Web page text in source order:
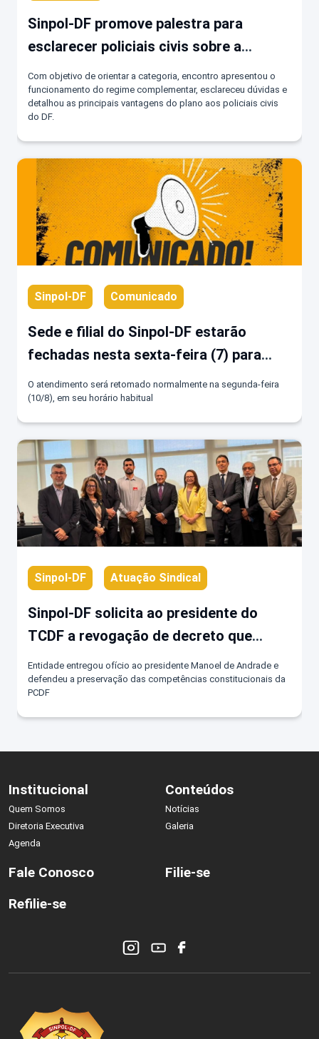
Sinpol-DF promove palestra para
esclarecer policiais civis sobre a
previdência complementar da DF-
PREVICOM
Com objetivo de orientar a categoria, encontro apresentou o
funcionamento do regime complementar, esclareceu dúvidas e
detalhou as principais vantagens do plano aos policiais civis
do DF.
Sinpol-DF Comunicado
Sede e filial do Sinpol-DF estarão
fechadas nesta sexta-feira (7) para
reforma e dedetização
O atendimento será retomado normalmente na segunda-feira
(10/8), em seu horário habitual
Sinpol-DF Atuação Sindical
Sinpol-DF solicita ao presidente do
TCDF a revogação de decreto que
fragmenta atribuições exclusivas da
PCDF
Entidade entregou ofício ao presidente Manoel de Andrade e
defendeu a preservação das competências constitucionais da
PCDF
Institucional
Quem Somos
Diretoria Executiva
Agenda
Conteúdos
Notícias
Galeria
Fale Conosco
Filie-se
Refilie-se